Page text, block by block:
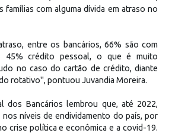
famílias com alguma dívida em atraso no
entre os bancários, 66% são com
45% crédito pessoal, o que é muito
no caso do cartão de crédito, diante
rotativo", pontuou Juvandia Moreira.
dos Bancários lembrou que, até 2022,
níveis de endividamento do país, por
crise política e econômica e a covid-19.